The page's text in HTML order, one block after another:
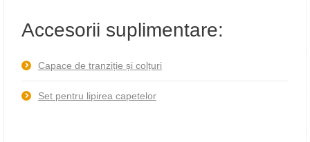
Accesorii suplimentare:
Capace de tranziție și colțuri
Set pentru lipirea capetelor